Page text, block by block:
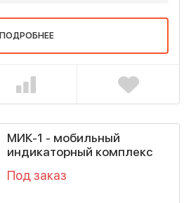
ПОДРОБНЕЕ
МИК-1 - мобильный
индикаторный комплекс
Под заказ